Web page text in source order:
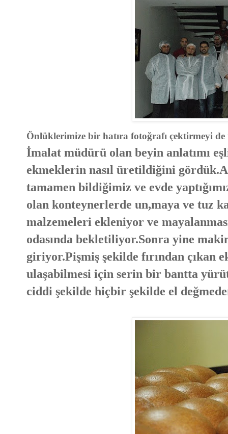
Önlüklerimize bir hatıra fotoğrafı çektirmeyi de
İmalat müdürü olan beyin anlatımı
ekmeklerin nasıl üretildiğini
tamamen bildiğimiz ve evde
olan konteynerlerde un,maya ve tuz
malzemeleri ekleniyor ve
odasında bekletiliyor.Sonra yine
giriyor.Pişmiş şekilde fırından çıkan
ulaşabilmesi için serin bir bantta
ciddi şekilde hiçbir şekilde el